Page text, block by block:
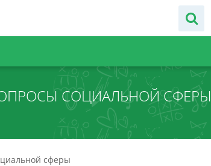
СОЦИАЛЬНОЙ СФЕРЫ
сферы